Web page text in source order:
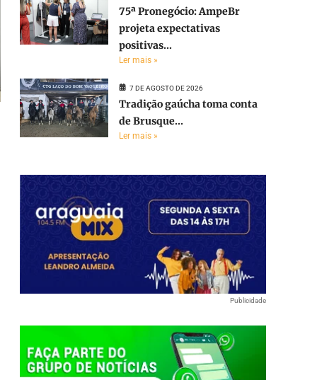
75ª Pronegócio: AmpeBr
projeta expectativas
positivas...
Ler mais »
7 DE AGOSTO DE 2026
Tradição gaúcha toma conta
de Brusque...
Ler mais »
Publicidade